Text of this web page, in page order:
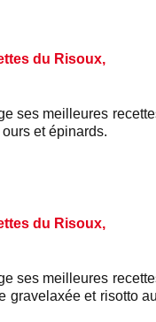
du Risoux,
ses meilleures
et épinards.
du Risoux,
ses meilleures
gravelaxée et risotto